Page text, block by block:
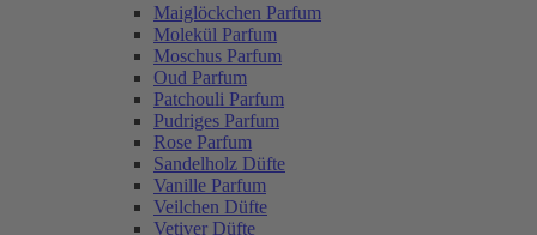
Maiglöckchen Parfum
Molekül Parfum
Moschus Parfum
Oud Parfum
Patchouli Parfum
Pudriges Parfum
Rose Parfum
Sandelholz Düfte
Vanille Parfum
Veilchen Düfte
Vetiver Düfte